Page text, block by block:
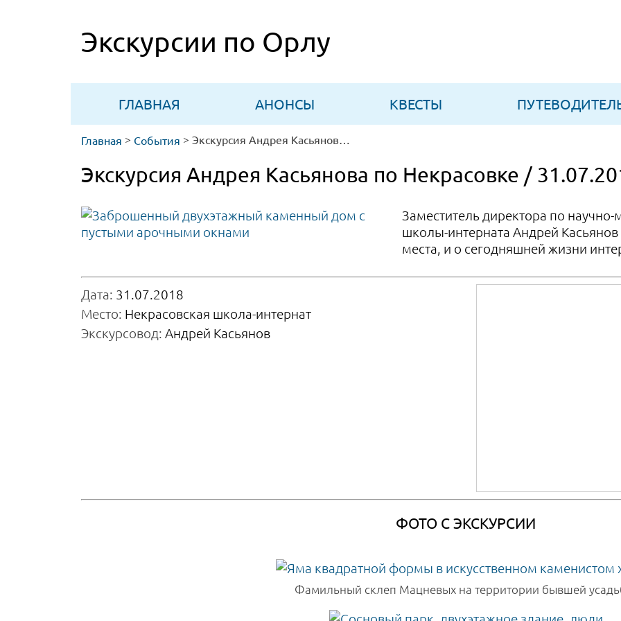
Экскурсии по Орлу
ГЛАВНАЯ АНОНСЫ КВЕСТЫ
Главная > События > Экскурсия Андрея Касьянова по Некрасовке
Экскурсия Андрея Касьянова по Некрасовке /
Заместитель директора по
школы-интерната Андрей Касьянов
места, и о сегодняшней жизни
Дата: 31.07.2018
Место: Некрасовская школа-интернат
Экскурсовод: Андрей Касьянов
ФОТО С ЭКСКУРСИИ
Фамильный склеп Мацневых на территории бывшей